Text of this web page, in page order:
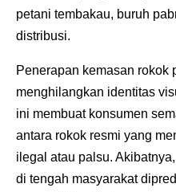
petani tembakau, buruh
distribusi.
Penerapan kemasan rokok
menghilangkan identitas
ini membuat konsumen
antara rokok resmi yang
ilegal atau palsu.
di tengah masyarakat